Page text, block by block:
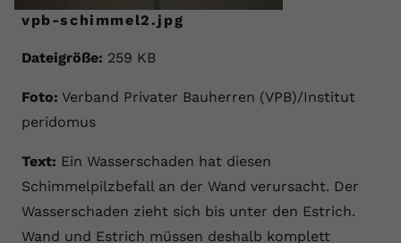
vpb-schimmel2.jpg
Dateigröße: 259 KB
Foto: Verband Privater Bauherren (VPB)/Institut
peridomus
Text: Ein Wasserschaden hat diesen
Schimmelpilzbefall an der Wand verursacht. Der
Wasserschaden zieht sich bis unter den Estrich.
Wand und Estrich müssen deshalb komplett